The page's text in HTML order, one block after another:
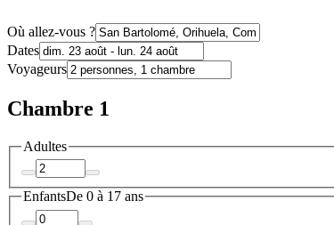
Où allez-vous ?
Dates
Voyageurs
Chambre 1
Adultes
EnfantsDe 0 à 17 ans